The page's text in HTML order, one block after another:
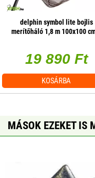
delphin symbol lite bojlis
merítőháló 1,8 m 100x100
19 890 Ft
KOSÁRBA
MÁSOK EZEKET IS